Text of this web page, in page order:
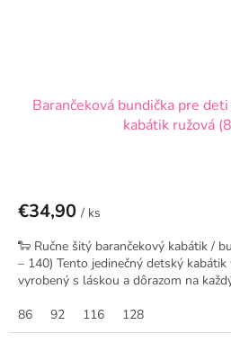
Barančeková bundička pre
kabátik ružová
€34,90 / ks
🐑 Ručne šitý barančekový kabátik /
– 140) Tento jedinečný detský
vyrobený s láskou a dôrazom na
86
92 116 128